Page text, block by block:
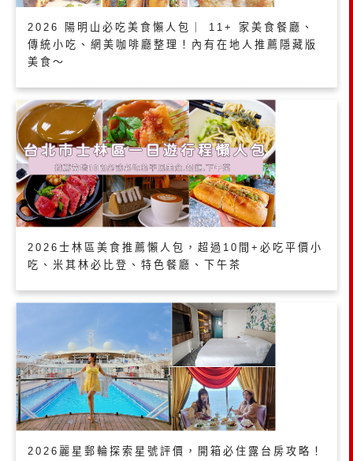
2026 陽明山必吃美食懶人包｜ 11+ 家美食餐廳、
傳統小吃、網美咖啡廳整理！內有在地人推薦隱藏版
美食～
2026士林區美食推薦懶人包，超過10間+必吃平價小
吃、米其林必比登、特色餐廳、下午茶
2026麗星郵輪探索星號評價，開箱必住露台房攻略！